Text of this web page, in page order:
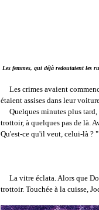
Les femmes, qui déjà redoutaient les
Les crimes avaient
étaient assises dans leur
Quelques minutes plus tard,
trottoir, à quelques pas de là.
Qu'est-ce qu'il veut, celui-là ?
La vitre éclata. Alors que
trottoir. Touchée à la cuisse,